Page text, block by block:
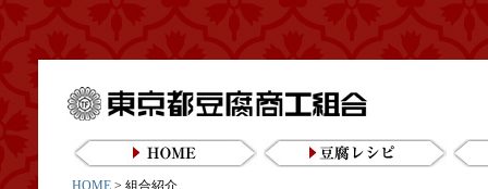
東京都豆腐商工組合
HOME > 組合紹介